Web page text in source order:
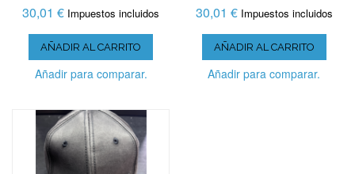
30,01 € Impuestos incluidos
AÑADIR AL CARRITO
Añadir para comparar.
30,01 € Impuestos incluidos
AÑADIR AL CARRITO
Añadir para comparar.